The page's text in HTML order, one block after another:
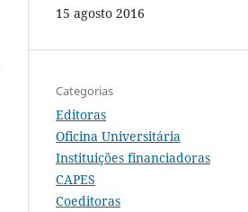
15 agosto 2016
Categorias
Editoras
Oficina Universitária
Instituições financiadoras
CAPES
Coeditoras